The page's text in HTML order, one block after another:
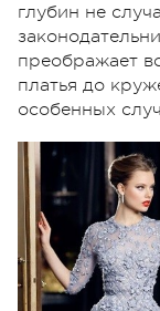
глубин не
преображает
платья до
особенных